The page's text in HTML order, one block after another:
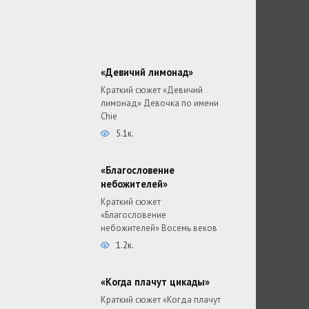
«Девичий лимонад»
Краткий сюжет «Девичий
лимонад» Девочка по имени
Chie
5.1к.
«Благословение
небожителей»
Краткий сюжет
«Благословение
небожителей» Восемь веков
1.2к.
«Когда плачут цикады»
Краткий сюжет «Когда плачут